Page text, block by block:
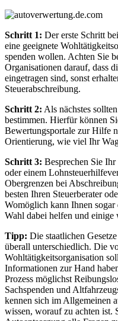
Schritt 1: Der erste Schritt
eine geeignete
spenden wollen. Achten Sie
Organisationen darauf, dass
eingetragen sind, sonst
Steuerabschreibung.
Schritt 2: Als nächstes
bestimmen. Hierfür können
Bewertungsportale zur Hilfe
Orientierung, wie viel Ihr
Schritt 3: Besprechen Sie
oder einem
Obergrenzen bei
besten Ihren Steuerberater
Womöglich kann Ihnen
Wahl dabei helfen und einige
Tipp: Die staatlichen
überall unterschiedlich. Die
Wohltätigkeitsorganisation
Informationen zur Hand
Prozess möglichst
Sachspenden und
kennen sich im Allgemeinen
wissen, worauf zu achten ist.